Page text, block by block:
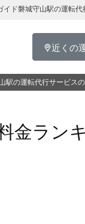
ド磐城守山駅の運転
近くの
駅の運転代行サービス
金ラン